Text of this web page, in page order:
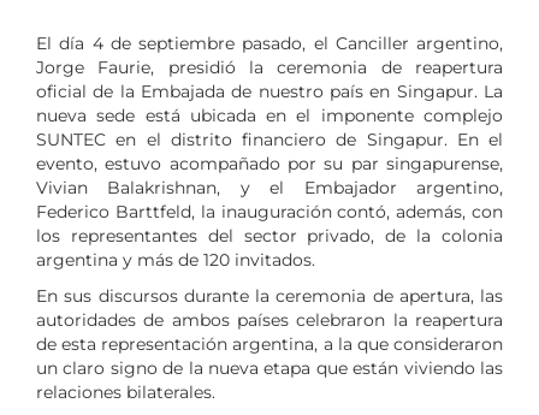
El día 4 de septiembre pasado, el Canciller argentino,
Jorge Faurie, presidió la ceremonia de reapertura
oficial de la Embajada de nuestro país en Singapur. La
nueva sede está ubicada en el imponente complejo
SUNTEC en el distrito financiero de Singapur. En el
evento, estuvo acompañado por su par singapurense,
Vivian Balakrishnan, y el Embajador argentino,
Federico Barttfeld, la inauguración contó, además, con
los representantes del sector privado, de la colonia
argentina y más de 120 invitados.
En sus discursos durante la ceremonia de apertura, las
autoridades de ambos países celebraron la reapertura
de esta representación argentina, a la que consideraron
un claro signo de la nueva etapa que están viviendo las
relaciones bilaterales.